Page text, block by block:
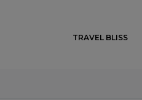
TRAVEL BLISS